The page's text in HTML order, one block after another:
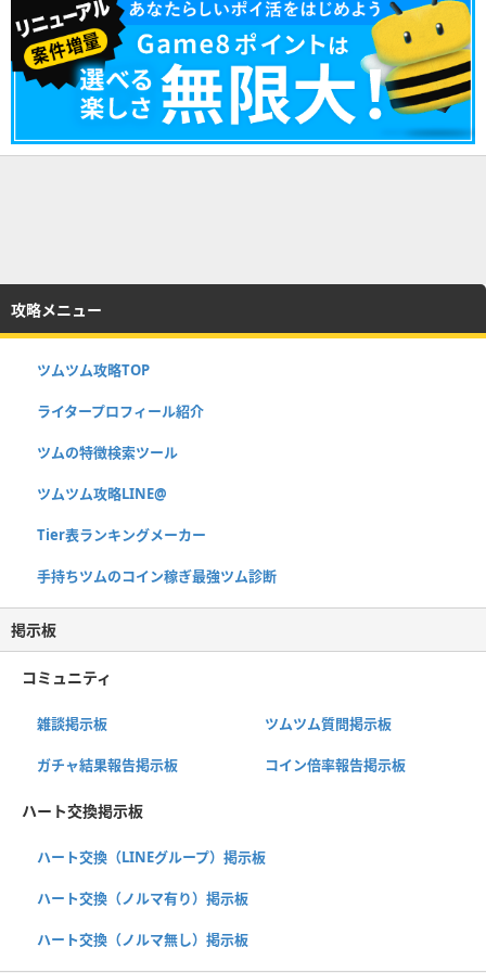
攻略メニュー
ツムツム攻略TOP
ライタープロフィール紹介
ツムの特徴検索ツール
ツムツム攻略LINE@
Tier表ランキングメーカー
手持ちツムのコイン稼ぎ最強ツム診断
掲示板
コミュニティ
雑談掲示板 ツムツム質問掲示板
ガチャ結果報告掲示板 コイン倍率報告掲示板
ハート交換掲示板
ハート交換（LINEグループ）掲示板
ハート交換（ノルマ有り）掲示板
ハート交換（ノルマ無し）掲示板